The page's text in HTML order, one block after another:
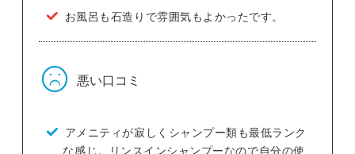
お風呂も石造りで雰囲気もよかったです。
悪い口コミ
アメニティが寂しくシャンプー類も最低ランク
な感じ。リンスインシャンプーなので自分の使